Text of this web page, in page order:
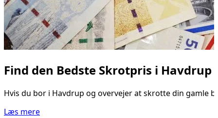
Find den Bedste Skrotpris i Havdrup
Hvis du bor i Havdrup og overvejer at skrotte din
Læs mere